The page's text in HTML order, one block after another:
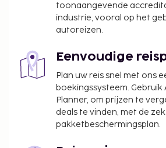
toonaangevende
industrie, vooral op het
autoreizen.
Eenvoudige
Plan uw reis snel met ons
boekingssysteem. Gebruik
Planner, om prijzen te
deals te vinden, met de
pakketbeschermingsplan.